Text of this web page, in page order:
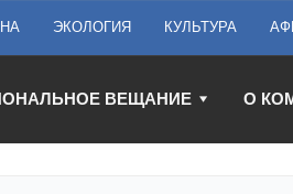
ЭКОЛОГИЯ КУЛЬТУРА
ВЕЩАНИЕ О